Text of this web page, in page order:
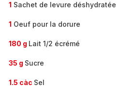
1 Sachet de levure déshydratée
1 Oeuf pour la dorure
180 g Lait 1/2 écrémé
35 g Sucre
1.5 càc Sel